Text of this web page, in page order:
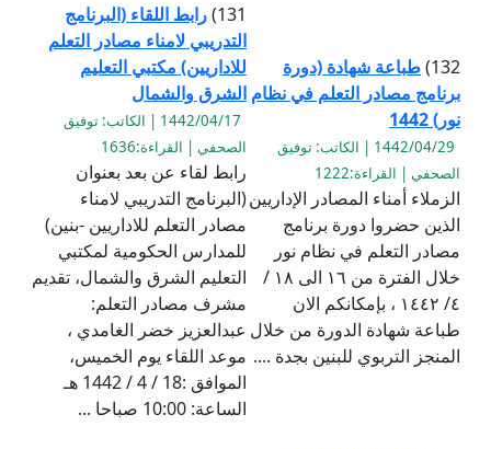
132) طباعة شهادة (دورة
برنامج مصادر التعلم في نظام
نور) 1442
1442/04/29 | الكاتب: توفيق
الصحفي | القراءة:1222
الزملاء أمناء المصادر الإداريين
الذين حضروا دورة برنامج
مصادر التعلم في نظام نور
خلال الفترة من ١٦ الى ١٨ /
٤/ ١٤٤٢ ، بإمكانكم الان
طباعة شهادة الدورة من خلال
المنجز التربوي للبنين بجدة ....
131) رابط اللقاء (البرنامج
التدريبي لامناء مصادر التعلم
للاداريين) مكتبي التعليم
الشرق والشمال
1442/04/17 | الكاتب: توفيق
الصحفي | القراءة:1636
رابط لقاء عن بعد بعنوان
(البرنامج التدريبي لامناء
مصادر التعلم للاداريين -بنين)
للمدارس الحكومية لمكتبي
التعليم الشرق والشمال، تقديم
مشرف مصادر التعلم:
عبدالعزيز خضر الغامدي ،
موعد اللقاء يوم الخميس،
الموافق :18 / 4 / 1442 هـ
الساعة: 10:00 صباحا ...